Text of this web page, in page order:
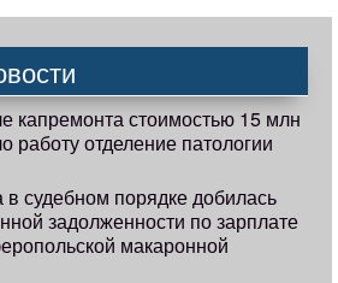
капремонта стоимостью 15 млн
работу отделение патологии
в судебном порядке добилась
задолженности по зарплате
макаронной